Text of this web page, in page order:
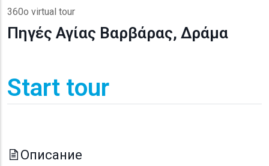
360o virtual tour
Πηγές Αγίας Βαρβάρας, Δράμα
Start tour
Описание